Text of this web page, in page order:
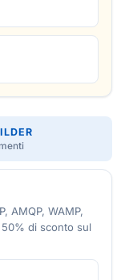
AMQP, WAMP,
50% di sconto sul